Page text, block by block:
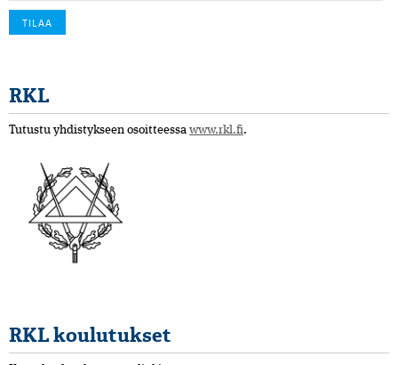
RKL
Tutustu yhdistykseen osoitteessa www.rkl.fi.
RKL koulutukset